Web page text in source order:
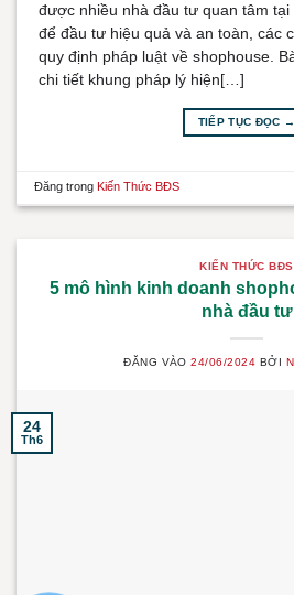
được nhiều nhà đầu tư quan tâm tại
để đầu tư hiệu quả và an toàn, các
quy định pháp luật về shophouse.
chi tiết khung pháp lý hiện[…]
TIẾP TỤC ĐỌC →
Đăng trongKiến Thức BĐS
KIẾN THỨC BĐS
5 mô hình kinh doanh
nhà đầu tư
ĐĂNG VÀO24/06/2024 BỞI
24
Th6